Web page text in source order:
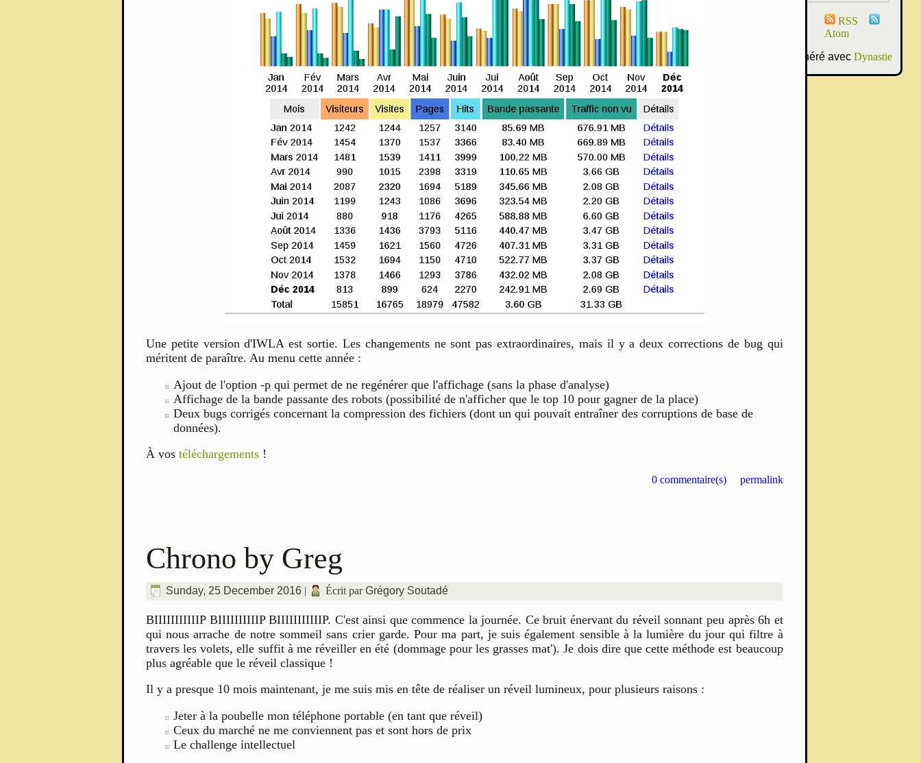
Une petite version d'IWLA est sortie. Les changements ne sont pas extraordinaires, mais il y a deux corrections de bug qui
méritent de paraître. Au menu cette année :
Ajout de l'option -p qui permet de ne regénérer que l'affichage (sans la phase d'analyse)
Affichage de la bande passante des robots (possibilité de n'afficher que le top 10 pour gagner de la place)
Deux bugs corrigés concernant la compression des fichiers (dont un qui pouvait entraîner des corruptions de base de
données).
À vos téléchargements !
0 commentaire(s) permalink
Chrono by Greg
Sunday, 25 December 2016| Écrit parGrégory Soutadé
BIIIIIIIIIIIP BIIIIIIIIIIP BIIIIIIIIIIIP. C'est ainsi que commence la journée. Ce bruit énervant du réveil sonnant peu après 6h et
qui nous arrache de notre sommeil sans crier garde. Pour ma part, je suis également sensible à la lumière du jour qui filtre à
travers les volets, elle suffit à me réveiller en été (dommage pour les grasses mat'). Je dois dire que cette méthode est beaucoup
plus agréable que le réveil classique !
Il y a presque 10 mois maintenant, je me suis mis en tête de réaliser un réveil lumineux, pour plusieurs raisons :
Jeter à la poubelle mon téléphone portable (en tant que réveil)
Ceux du marché ne me conviennent pas et sont hors de prix
Le challenge intellectuel
RSS
Atom
Généré avecDynastie